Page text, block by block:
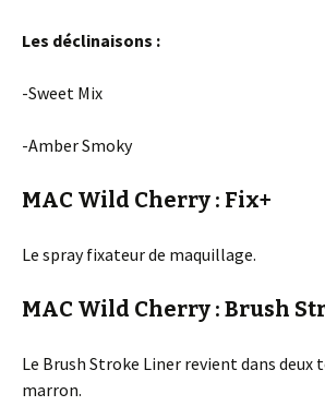
Les déclinaisons :
-Sweet Mix
-Amber Smoky
MAC Wild Cherry : Fix+
Le spray fixateur de maquillage.
MAC Wild Cherry : Brush
Le Brush Stroke Liner revient dans
marron.